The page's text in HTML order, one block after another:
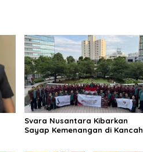
Svara Nusantara Kibarkan
Sayap Kemenangan di Kancah